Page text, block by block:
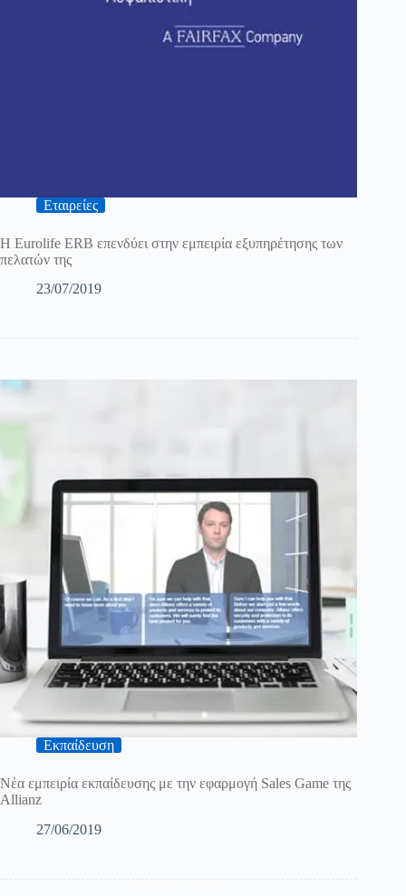
Εταιρείες
H Eurolife ERB επενδύει στην εμπειρία εξυπηρέτησης των
πελατών της
23/07/2019
Εκπαίδευση
Νέα εμπειρία εκπαίδευσης με την εφαρμογή Sales Game της
Allianz
27/06/2019